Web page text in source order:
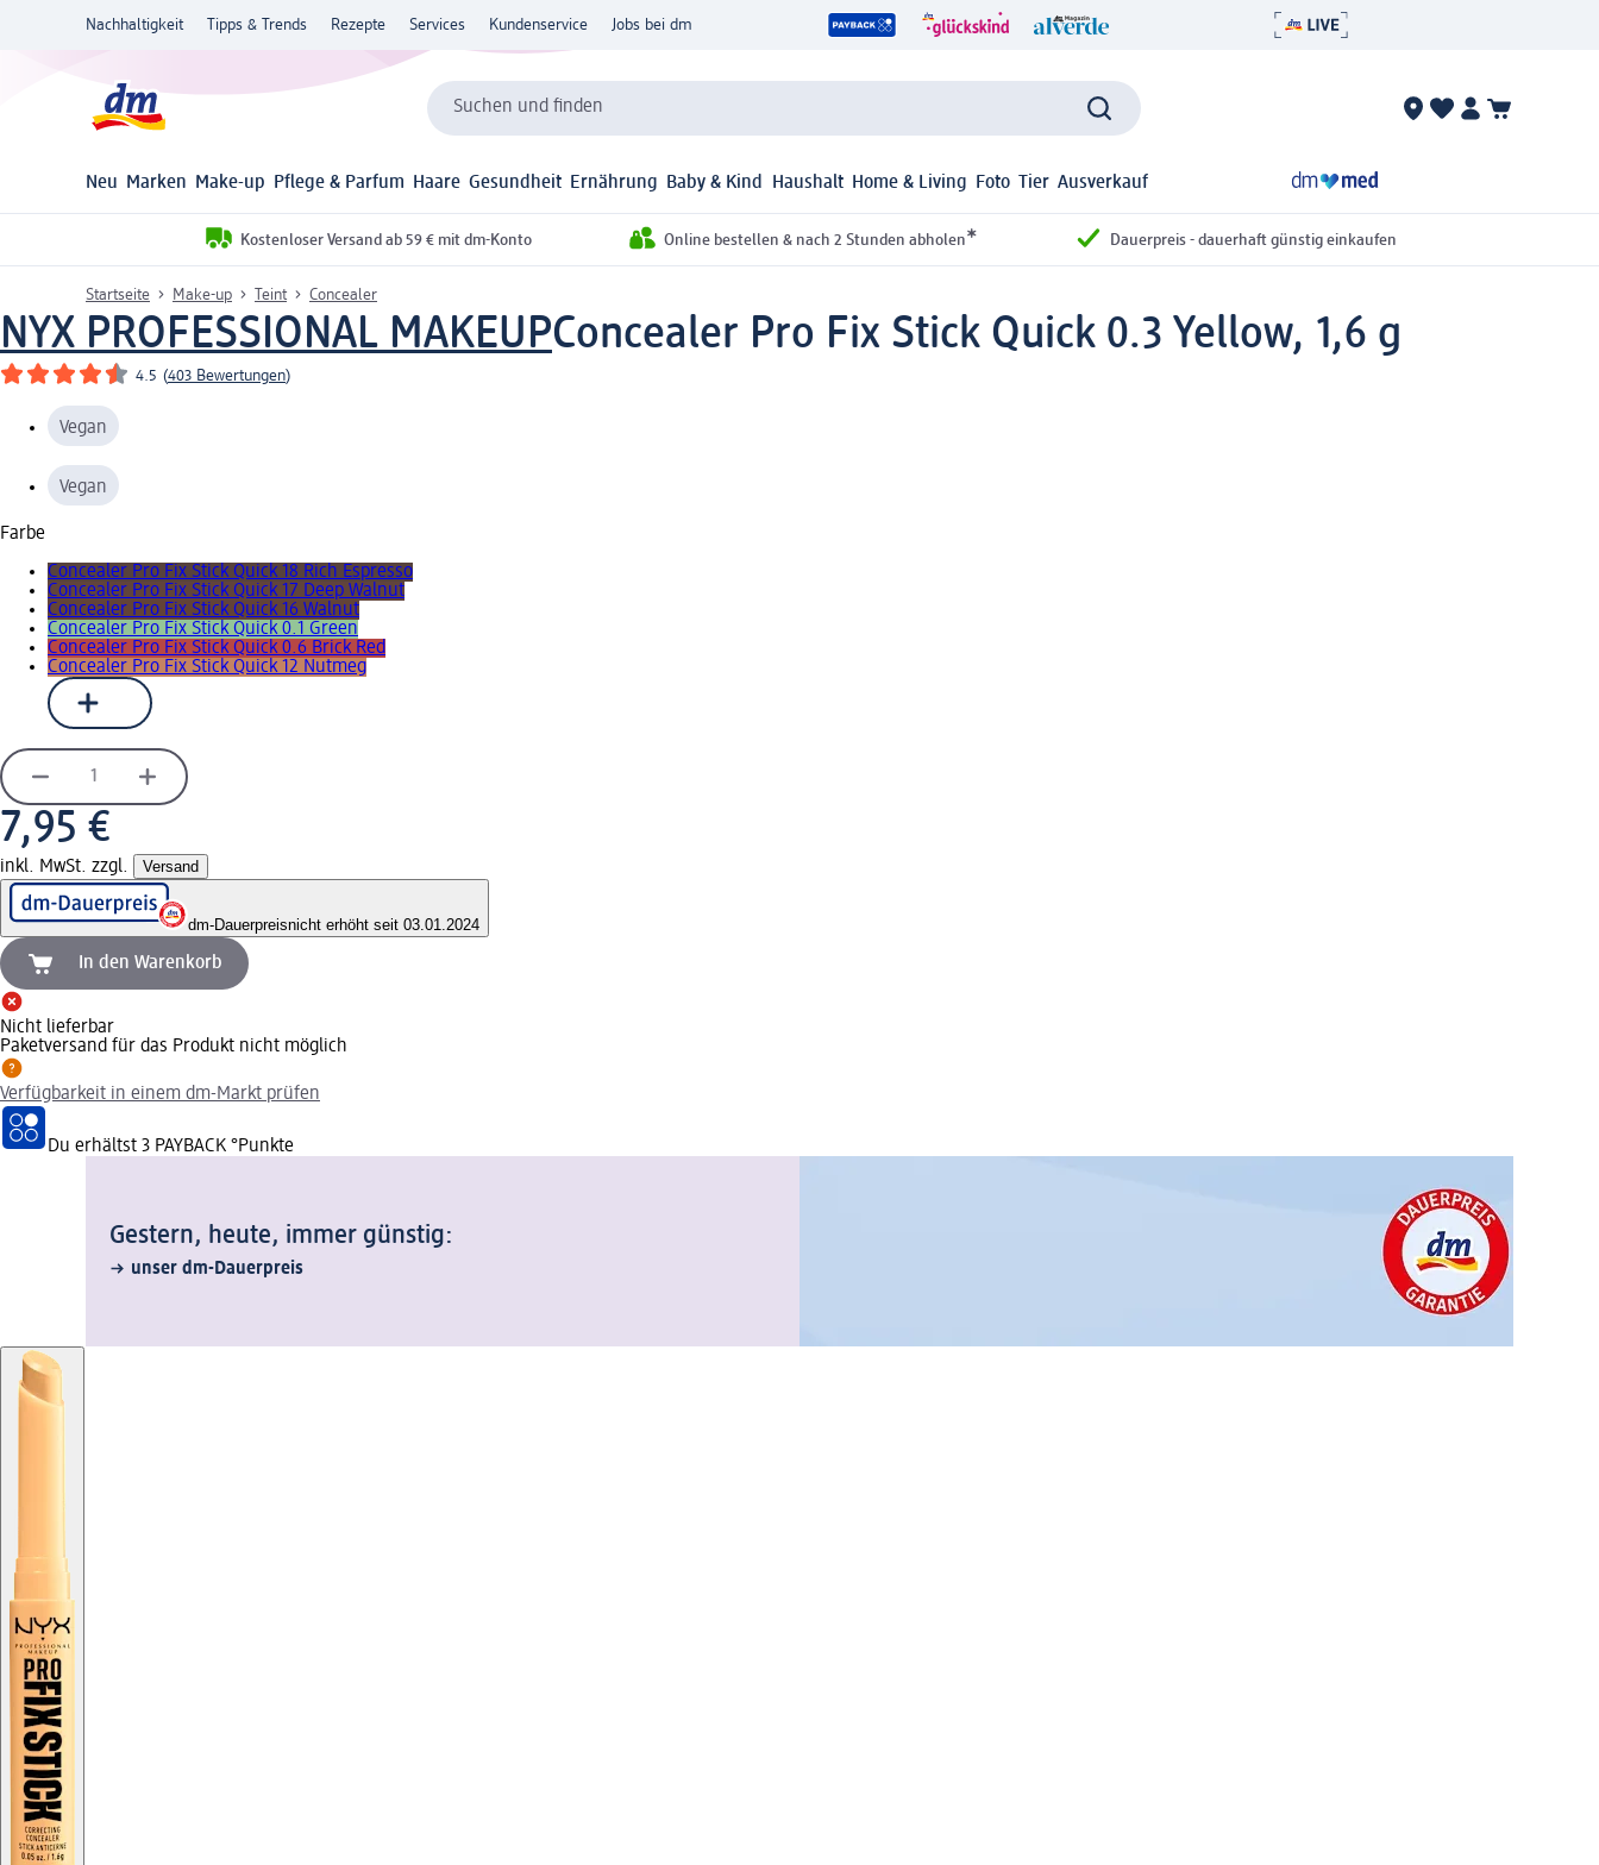
Nachhaltigkeit Tipps & Trends Rezepte Services Kundenservice Jobs bei dm
Suchen und finden
Neu Marken Make-up Pflege & Parfum Haare Gesundheit Ernährung Baby & Kind Haushalt Home & Living Foto Tier Ausverkauf
Kostenloser Versand ab 59 € mit dm-Konto Online bestellen & nach 2 Stunden abholen* Dauerpreis - dauerhaft günstig einkaufen
Startseite Make-up Teint Concealer
NYX PROFESSIONAL MAKEUPConcealer Pro Fix Stick Quick 0.3 Yellow, 1,6 g
4.5 (403 Bewertungen)
Vegan
Vegan
Farbe
Concealer Pro Fix Stick Quick 18 Rich Espresso
Concealer Pro Fix Stick Quick 17 Deep Walnut
Concealer Pro Fix Stick Quick 16 Walnut
Concealer Pro Fix Stick Quick 0.1 Green
Concealer Pro Fix Stick Quick 0.6 Brick Red
Concealer Pro Fix Stick Quick 12 Nutmeg
7,95 €
inkl. MwSt. zzgl. Versand
dm-Dauerpreisnicht erhöht seit 03.01.2024
In den Warenkorb
Nicht lieferbar
Paketversand für das Produkt nicht möglich
Verfügbarkeit in einem dm-Markt prüfen
Du erhältst 3 PAYBACK °Punkte
Gestern, heute, immer günstig:
unser dm-Dauerpreis